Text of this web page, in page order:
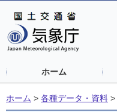
ホーム
ホーム > 各種データ・資料 >